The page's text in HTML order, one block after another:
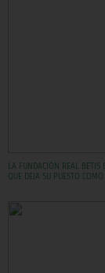
LA FUNDACIÓN REAL BETIS
QUE DEJA SU PUESTO